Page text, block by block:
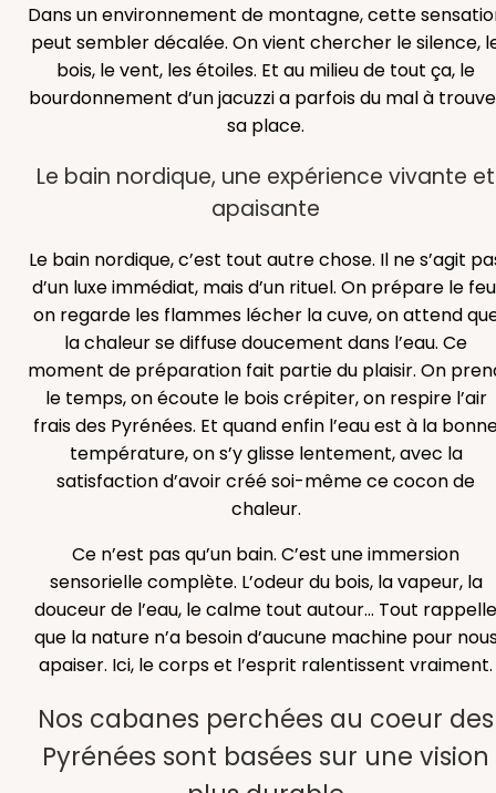
Dans un environnement de montagne, cette
peut sembler décalée. On vient chercher le silence,
bois, le vent, les étoiles. Et au milieu de tout ça, le
bourdonnement d’un jacuzzi a parfois du mal à
sa place.
Le bain nordique, une expérience vivante et
apaisante
Le bain nordique, c’est tout autre chose. Il ne s’agit
d’un luxe immédiat, mais d’un rituel. On prépare le
on regarde les flammes lécher la cuve, on attend
la chaleur se diffuse doucement dans l’eau. Ce
moment de préparation fait partie du plaisir. On
le temps, on écoute le bois crépiter, on respire l’air
frais des Pyrénées. Et quand enfin l’eau est à la
température, on s’y glisse lentement, avec la
satisfaction d’avoir créé soi-même ce cocon de
chaleur.
Ce n’est pas qu’un bain. C’est une immersion
sensorielle complète. L’odeur du bois, la vapeur, la
douceur de l’eau, le calme tout autour… Tout rappelle
que la nature n’a besoin d’aucune machine pour
apaiser. Ici, le corps et l’esprit ralentissent vraiment.
Nos cabanes perchées au coeur des
Pyrénées sont basées sur une vision